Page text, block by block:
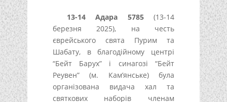
13-14 Адара 5785(13-14
березня 2025), на честь
єврейського свята Пурим та
Шабату, в благодійному центрі
“Бейт Барух” і синагозі “Бейт
Реувен” (м. Кам’янське) була
організована видача хал та
святкових наборів членам